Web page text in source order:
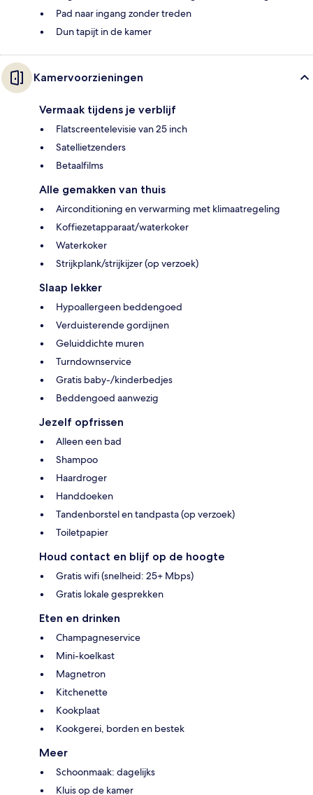
Pad naar ingang zonder treden
Dun tapijt in de kamer
Kamervoorzieningen
Vermaak tijdens je verblijf
Flatscreentelevisie van 25 inch
Satellietzenders
Betaalfilms
Alle gemakken van thuis
Airconditioning en verwarming met klimaatregeling
Koffiezetapparaat/waterkoker
Waterkoker
Strijkplank/strijkijzer (op verzoek)
Slaap lekker
Hypoallergeen beddengoed
Verduisterende gordijnen
Geluiddichte muren
Turndownservice
Gratis baby-/kinderbedjes
Beddengoed aanwezig
Jezelf opfrissen
Alleen een bad
Shampoo
Haardroger
Handdoeken
Tandenborstel en tandpasta (op verzoek)
Toiletpapier
Houd contact en blijf op de hoogte
Gratis wifi (snelheid: 25+ Mbps)
Gratis lokale gesprekken
Eten en drinken
Champagneservice
Mini-koelkast
Magnetron
Kitchenette
Kookplaat
Kookgerei, borden en bestek
Meer
Schoonmaak: dagelijks
Kluis op de kamer